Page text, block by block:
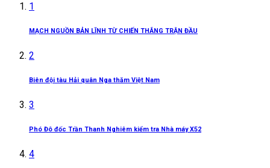
1
MẠCH NGUỒN BẢN LĨNH TỪ CHIẾN THẮNG TRẬN ĐẦU
2
Biên đội tàu Hải quân Nga thăm Việt Nam
3
Phó Đô đốc Trần Thanh Nghiêm kiểm tra Nhà máy X52
4